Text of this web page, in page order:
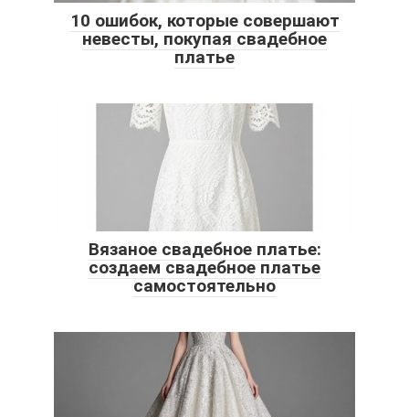
10 ошибок, которые совершают
невесты, покупая свадебное
платье
Вязаное свадебное платье:
создаем свадебное платье
самостоятельно